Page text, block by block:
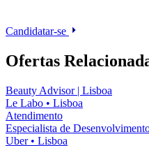
Candidatar-se
Ofertas
Beauty Advisor | Lisboa
Le Labo • Lisboa
Atendimento
Especialista de
Uber • Lisboa